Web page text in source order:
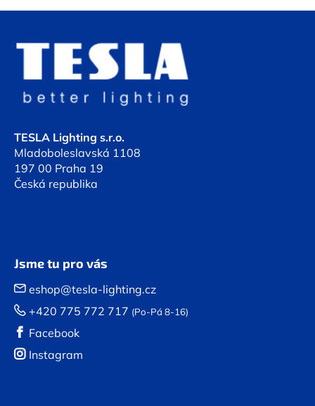
TESLA Lighting s.r.o.
Mladoboleslavská 1108
197 00 Praha 19
Česká republika
Jsme tu pro vás
eshop@tesla-lighting.cz
+420 775 772 717 (Po-Pá 8-16)
Facebook
Instagram